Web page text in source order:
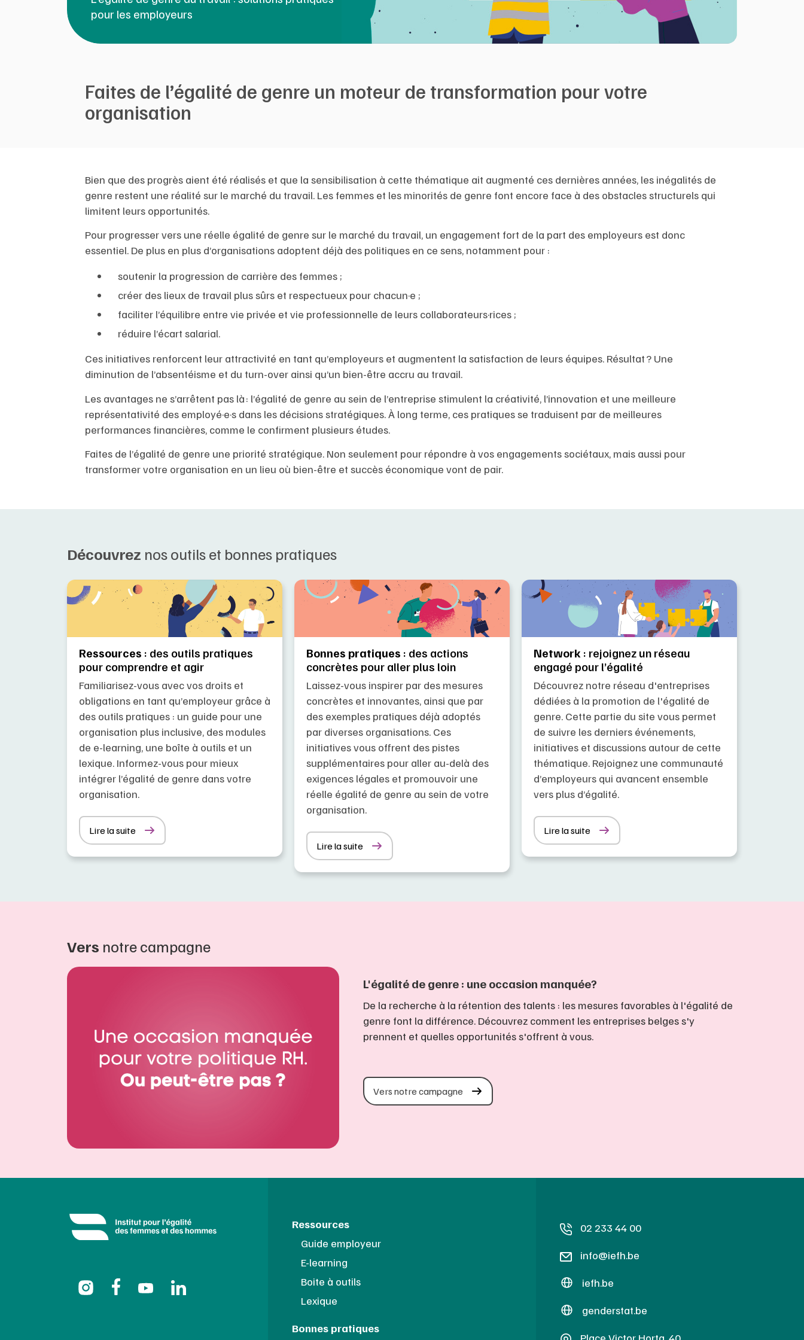
pour les employeurs
Faites de l’égalité de genre un moteur de transformation pour votre
organisation
Bien que des progrès aient été réalisés et que la sensibilisation à cette thématique ait augmenté ces dernières années, les inégalités de
genre restent une réalité sur le marché du travail. Les femmes et les minorités de genre font encore face à des obstacles structurels qui
limitent leurs opportunités.
Pour progresser vers une réelle égalité de genre sur le marché du travail, un engagement fort de la part des employeurs est donc
essentiel. De plus en plus d’organisations adoptent déjà des politiques en ce sens, notamment pour :
soutenir la progression de carrière des femmes ;
créer des lieux de travail plus sûrs et respectueux pour chacun·e ;
faciliter l’équilibre entre vie privée et vie professionnelle de leurs collaborateurs·rices ;
réduire l’écart salarial.
Ces initiatives renforcent leur attractivité en tant qu’employeurs et augmentent la satisfaction de leurs équipes. Résultat ? Une
diminution de l’absentéisme et du turn-over ainsi qu’un bien-être accru au travail.
Les avantages ne s’arrêtent pas là : l’égalité de genre au sein de l’entreprise stimulent la créativité, l’innovation et une meilleure
représentativité des employé·e·s dans les décisions stratégiques. À long terme, ces pratiques se traduisent par de meilleures
performances financières, comme le confirment plusieurs études.
Faites de l’égalité de genre une priorité stratégique. Non seulement pour répondre à vos engagements sociétaux, mais aussi pour
transformer votre organisation en un lieu où bien-être et succès économique vont de pair.
Découvrez nos outils et bonnes pratiques
Ressources : des outils pratiques
pour comprendre et agir
Familiarisez-vous avec vos droits et
obligations en tant qu’employeur grâce à
des outils pratiques : un guide pour une
organisation plus inclusive, des modules
de e-learning, une boîte à outils et un
lexique. Informez-vous pour mieux
intégrer l’égalité de genre dans votre
organisation.
Lire la suite
Bonnes pratiques : des actions
concrètes pour aller plus loin
Laissez-vous inspirer par des mesures
concrètes et innovantes, ainsi que par
des exemples pratiques déjà adoptés
par diverses organisations. Ces
initiatives vous offrent des pistes
supplémentaires pour aller au-delà des
exigences légales et promouvoir une
réelle égalité de genre au sein de votre
organisation.
Lire la suite
Network : rejoignez un réseau
engagé pour l’égalité
Découvrez notre réseau d'entreprises
dédiées à la promotion de l'égalité de
genre. Cette partie du site vous permet
de suivre les derniers événements,
initiatives et discussions autour de cette
thématique. Rejoignez une communauté
d’employeurs qui avancent ensemble
vers plus d’égalité.
Lire la suite
Vers notre campagne
L'égalité de genre : une occasion manquée?
De la recherche à la rétention des talents : les mesures favorables à l'égalité de
genre font la différence. Découvrez comment les entreprises belges s'y
prennent et quelles opportunités s'offrent à vous.
Vers notre campagne
Ressources
Guide employeur
E-learning
Boite à outils
Lexique
Bonnes pratiques
02 233 44 00
info@iefh.be
iefh.be
genderstat.be